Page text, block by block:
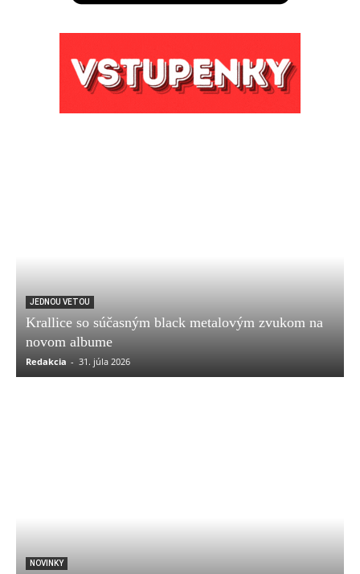
JEDNOU VETOU
Krallice so súčasným black metalovým zvukom na
novom albume
Redakcia - 31. júla 2026
NOVINKY